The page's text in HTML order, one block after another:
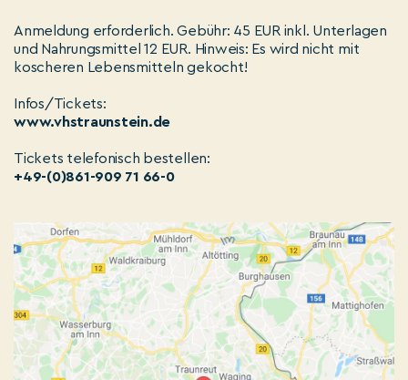
Anmeldung erforderlich. Gebühr: 45 EUR inkl. Unterlagen
und Nahrungsmittel 12 EUR. Hinweis: Es wird nicht mit
koscheren Lebensmitteln gekocht!
Infos/Tickets:
www.vhstraunstein.de
Tickets telefonisch bestellen:
+49-(0)861-909 71 66-0